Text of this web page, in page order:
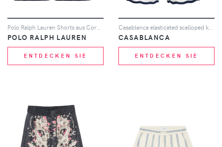
POLO RALPH LAUREN
ENTDECKEN SIE
CASABLANCA
ENTDECKEN SIE